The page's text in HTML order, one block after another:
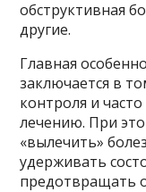
обструктивная
другие.
Главная
заключается в
контроля и
лечению. При
«вылечить»
удерживать
предотвращать